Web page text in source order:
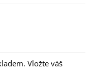
Vložte váš